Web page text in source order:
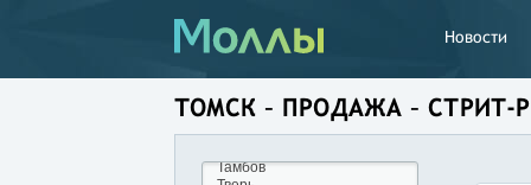
Новости
ТОМСК – ПРОДАЖА – СТРИТ-